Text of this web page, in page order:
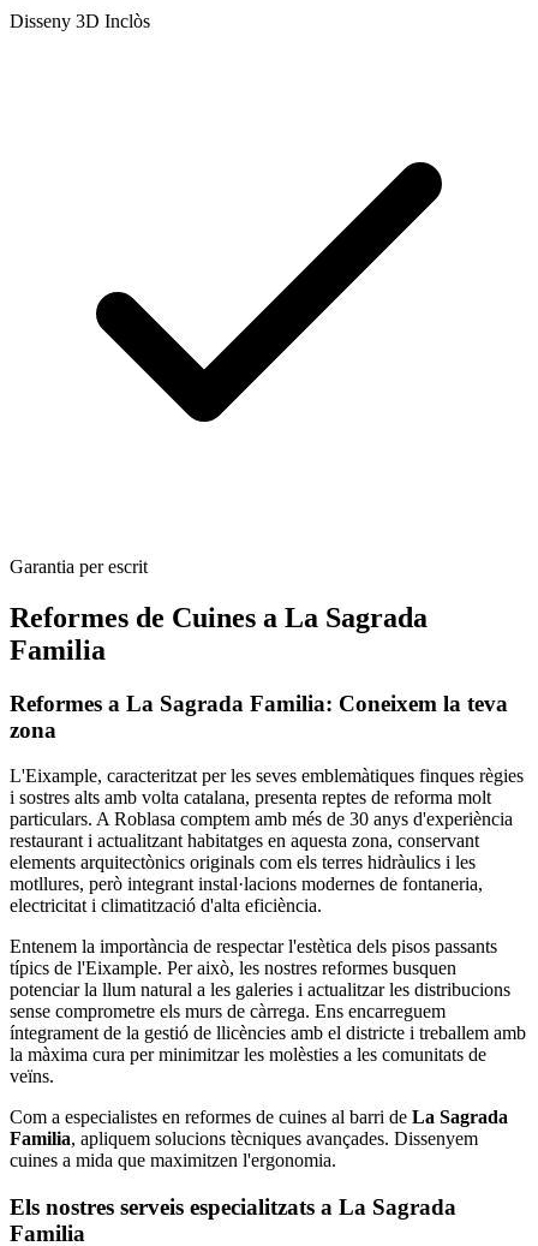
Disseny 3D Inclòs
Garantia per escrit
Reformes de Cuines a La Sagrada
Familia
Reformes a La Sagrada Familia: Coneixem la teva
zona
L'Eixample, caracteritzat per les seves emblemàtiques finques règies
i sostres alts amb volta catalana, presenta reptes de reforma molt
particulars. A Roblasa comptem amb més de 30 anys d'experiència
restaurant i actualitzant habitatges en aquesta zona, conservant
elements arquitectònics originals com els terres hidràulics i les
motllures, però integrant instal·lacions modernes de fontaneria,
electricitat i climatització d'alta eficiència.
Entenem la importància de respectar l'estètica dels pisos passants
típics de l'Eixample. Per això, les nostres reformes busquen
potenciar la llum natural a les galeries i actualitzar les distribucions
sense comprometre els murs de càrrega. Ens encarreguem
íntegrament de la gestió de llicències amb el districte i treballem amb
la màxima cura per minimitzar les molèsties a les comunitats de
veïns.
Com a especialistes en reformes de cuines al barri de La Sagrada
Familia, apliquem solucions tècniques avançades. Dissenyem
cuines a mida que maximitzen l'ergonomia.
Els nostres serveis especialitzats a La Sagrada
Familia